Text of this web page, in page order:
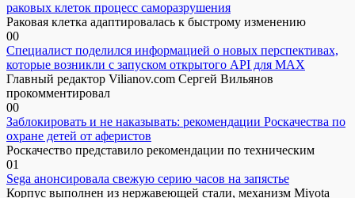
раковых клеток процесс саморазрушения
Раковая клетка адаптировалась к быстрому изменению
00
Специалист поделился информацией о новых перспективах,
которые возникли с запуском открытого API для МАХ
Главный редактор Vilianov.com Сергей Вильянов
прокомментировал
00
Заблокировать и не наказывать: рекомендации Роскачества по
охране детей от аферистов
Роскачество представило рекомендации по техническим
01
Sega анонсировала свежую серию часов на запястье
Корпус выполнен из нержавеющей стали, механизм Miyota